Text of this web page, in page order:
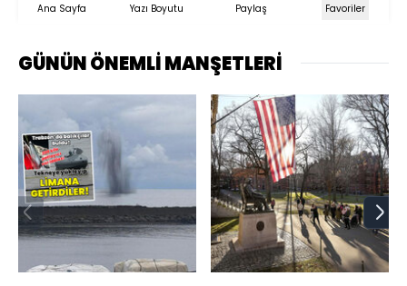
Ana Sayfa Yazı Boyutu Paylaş Favoriler
GÜNÜN ÖNEMLİ MANŞETLERİ